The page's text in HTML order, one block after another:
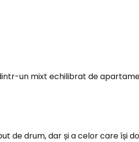
un mixt echilibrat de
de drum, dar și a celor care își